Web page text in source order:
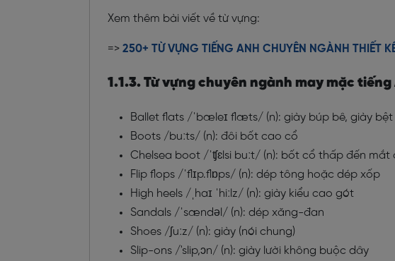
Xem thêm bài viết về từ vựng:
=> 250+ TỪ VỰNG TIẾNG ANH CHUYÊN NGÀNH THIẾT
1.1.3. Từ vựng chuyên ngành may mặc
Ballet flats /ˈbæleɪ flæts/ (n): giày búp bê, giày bệt
Boots /buːts/ (n): đôi bốt cao cổ
Chelsea boot /ˈʧɛlsi buːt/ (n): bốt cổ thấp đến mắt
Flip flops /ˈflɪp.flɒps/ (n): dép tông hoặc dép xốp
High heels /ˌhaɪ ˈhiːlz/ (n): giày kiểu cao gót
Sandals /ˈsændəl/ (n): dép xăng-đan
Shoes /ʃuːz/ (n): giày (nói chung)
Slip-ons /'slip,ɔn/ (n): giày lười không buộc dây